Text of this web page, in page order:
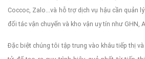
Coccoc, Zalo...và hỗ trợ dịch vụ hậu cần quản
đối tác vận chuyển và kho vận uy tín như GHN,
Đặc biệt chúng tôi tập trung vào khâu tiếp thị